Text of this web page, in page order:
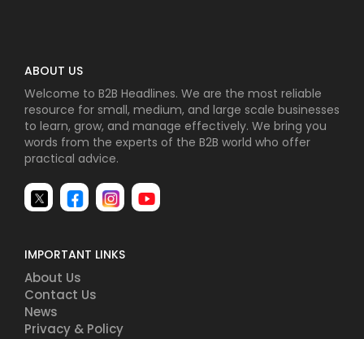
ABOUT US
Welcome to B2B Headlines. We are the most reliable
resource for small, medium, and large scale businesses
to learn, grow, and manage effectively. We bring you
words from the experts of the B2B world who offer
practical advice.
IMPORTANT LINKS
About Us
Contact Us
News
Privacy & Policy